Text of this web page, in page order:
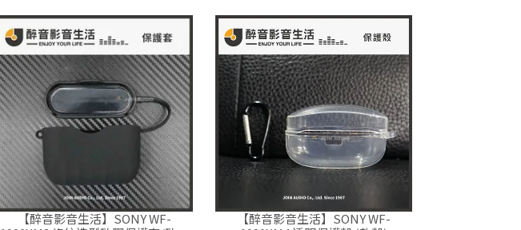
【醉音影音生活】SONY WF-
【醉音影音生活】SONY WF-